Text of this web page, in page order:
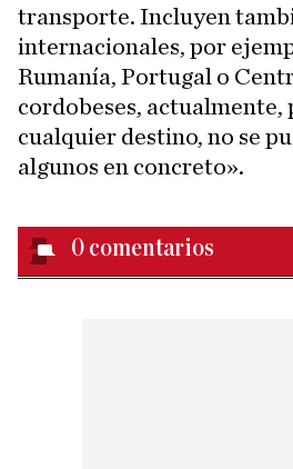
transporte. Incluyen
internacionales, por
Rumanía, Portugal o
cordobeses, actualmente,
cualquier destino, no se
algunos en concreto».
0 comentarios